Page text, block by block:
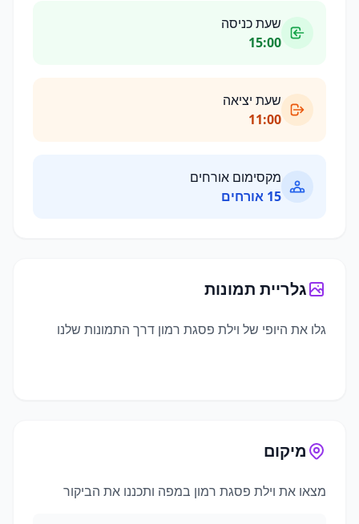
שעת כניסה
15:00
שעת יציאה
11:00
מקסימום אורחים
15 אורחים
גלריית תמונות
גלו את היופי של וילת פסגת רמון דרך התמונות שלנו
מיקום
מצאו את וילת פסגת רמון במפה ותכננו את הביקור